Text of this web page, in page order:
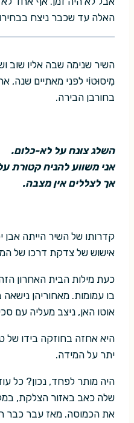
האלה עד שכבר ניצח
השיר שנימה שבה אליו שוב
מִיסוּטוֹי לפני מאתיים
בחורבן הבירה.
השלג צונח על לא-כלום.
אני משווע להניח קטורת
אך לצללים אין מצבה.
קדרותו של השיר הייתה אבן
אישוש של צדקת דרכו של
כעת מילות הבית האחרון
בו עמומות. מאחוריהן
אוטו האן, ניצב מעליה עם
היא אחזה בחוזקה בידו של
יתר על המידה.
היה מותר לפחד, נכון? כל
שלה כאב באזור הצלקת,
את הכמוסה. מאז עבר כבר